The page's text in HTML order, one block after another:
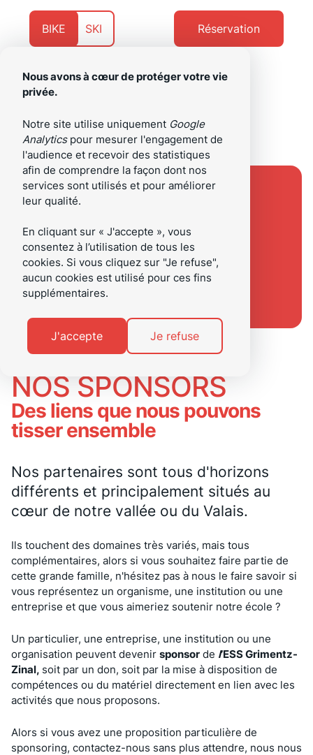
Présentement
BIKE
Naviguer
SKI Réservation
Nous avons à cœur de protéger votre vie
privée.
Notre site utilise uniquement Google
Analyticspour mesurer l'engagement de
l'audience et recevoir des statistiques
afin de comprendre la façon dont nos
services sont utilisés et pour améliorer
leur qualité.
En cliquant sur « J'accepte », vous
consentez à l’utilisation de tous les
cookies. Si vous cliquez sur "Je refuse",
aucun cookies est utilisé pour ces fins
supplémentaires.
J'accepte Je refuse
NOS SPONSORS
Des liens que nous pouvons
tisser ensemble
Nos partenaires sont tous d'horizons
différents et principalement situés au
cœur de notre vallée ou du Valais.
Ils touchent des domaines très variés, mais tous
complémentaires, alors si vous souhaitez faire partie de
cette grande famille, n'hésitez pas à nous le faire savoir si
vous représentez un organisme, une institution ou une
entreprise et que vous aimeriez soutenir notre école ?
Un particulier, une entreprise, une institution ou une
organisation peuvent devenir sponsor de l’ESS Grimentz-
Zinal, soit par un don, soit par la mise à disposition de
compétences ou du matériel directement en lien avec les
activités que nous proposons.
Alors si vous avez une proposition particulière de
sponsoring, contactez-nous sans plus attendre, nous nous